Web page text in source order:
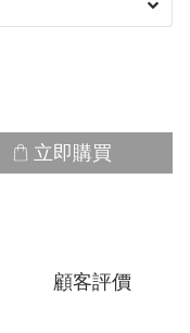
立即購買
顧客評價